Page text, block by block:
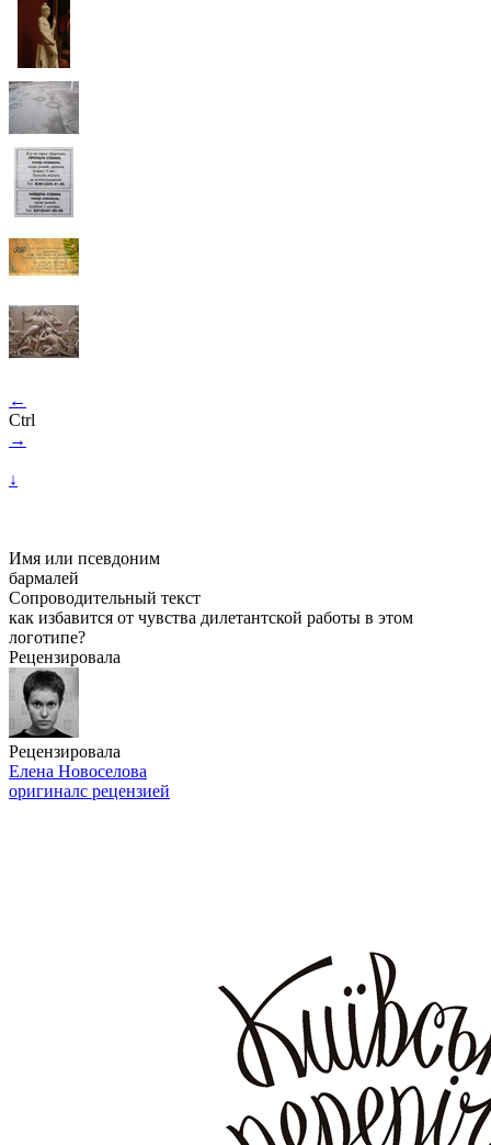
←
Ctrl
→
↓
Имя или псевдоним
бармалей
Сопроводительный текст
как избавится от чувства дилетантской работы в этом
логотипе?
Рецензировала
Рецензировала
Елена Новоселова
оригиналс рецензией